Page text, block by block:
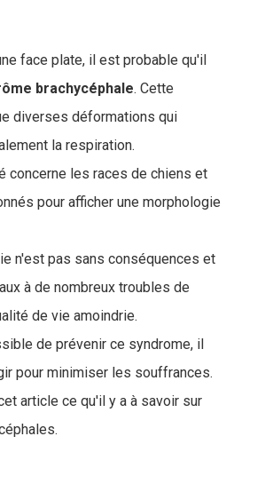
face plate, il est probable qu'il
brachycéphale. Cette
diverses déformations qui
la respiration.
concerne les races de chiens et
pour afficher une morphologie
n'est pas sans conséquences et
à de nombreux troubles de
de vie amoindrie.
de prévenir ce syndrome, il
pour minimiser les souffrances.
article ce qu'il y a à savoir sur